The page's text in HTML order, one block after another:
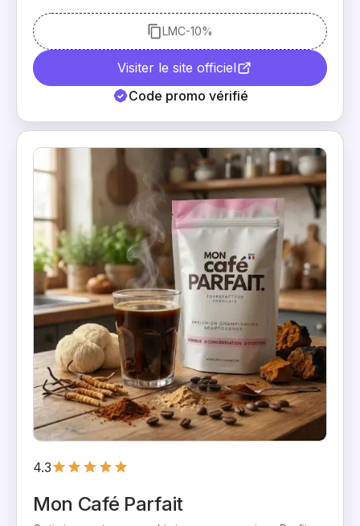
LMC-10%
Visiter le site officiel
Code promo vérifié
4.3
Mon Café Parfait